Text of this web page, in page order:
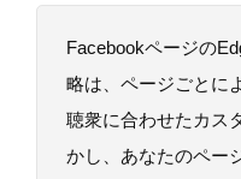
Facebookページの
略は、ページごとに
聴衆に合わせたカス
かし、あなたのペー